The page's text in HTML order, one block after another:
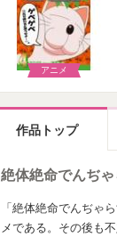
アニメ
作品トップ
絶体絶命でんぢ
「絶体絶命でんぢゃ
メである。その後も